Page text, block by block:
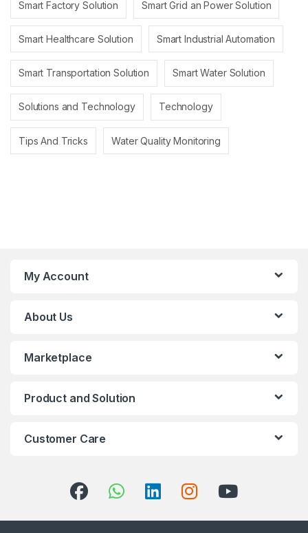
Smart Factory Solution Smart Grid an Power Solution
Smart Healthcare Solution Smart Industrial Automation
Smart Transportation Solution Smart Water Solution
Solutions and Technology Technology
Tips And Tricks Water Quality Monitoring
My Account
About Us
Marketplace
Product and Solution
Customer Care